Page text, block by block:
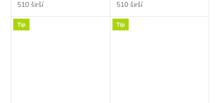
510 širší 510 širší
Tip Tip